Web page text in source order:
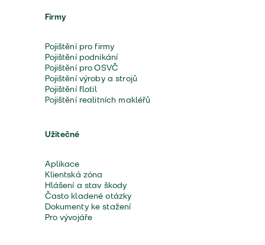
Firmy
Pojištění pro firmy
Pojištění podnikání
Pojištění pro OSVČ
Pojištění výroby a strojů
Pojištění flotil
Pojištění realitních makléřů
Užitečné
Aplikace
Klientská zóna
Hlášení a stav škody
Často kladené otázky
Dokumenty ke stažení
Pro vývojáře